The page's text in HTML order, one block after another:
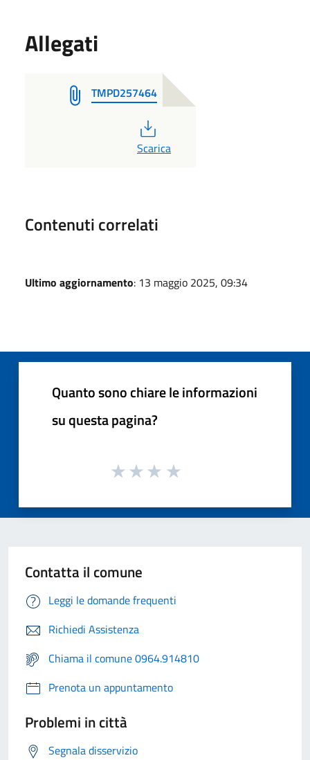
Allegati
TMPD257464
PDF
Scarica
Contenuti correlati
Ultimo aggiornamento: 13 maggio 2025, 09:34
Quanto sono chiare le informazioni
su questa pagina?
Contatta il comune
Leggi le domande frequenti
Richiedi Assistenza
Chiama il comune 0964.914810
Prenota un appuntamento
Problemi in città
Segnala disservizio